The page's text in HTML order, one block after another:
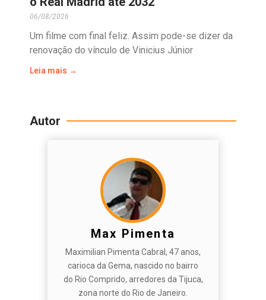
06/08/2026
Um filme com final feliz. Assim pode-se dizer da
renovação do vínculo de Vinicius Júnior
Leia mais →
Autor
Max Pimenta
Maximilian Pimenta Cabral, 47 anos,
carioca da Gema, nascido no bairro
do Rio Comprido, arredores da Tijuca,
zona norte do Rio de Janeiro.